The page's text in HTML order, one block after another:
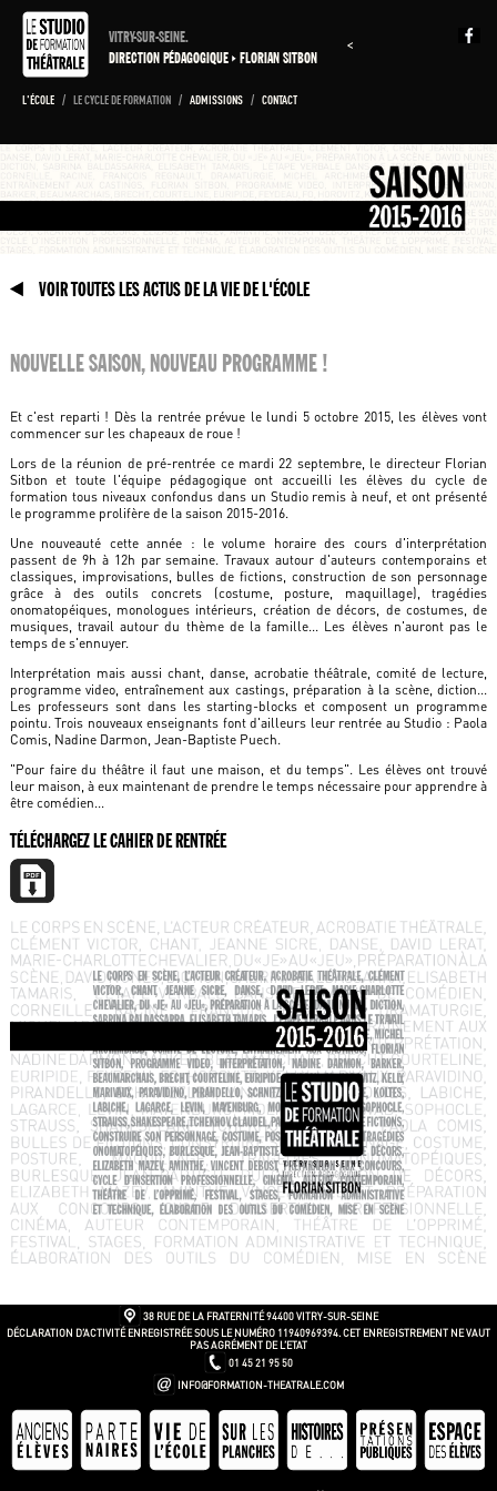
VITRY-SUR-SEINE.
DIRECTION PÉDAGOGIQUE FLORIAN SITBON
<
L'ÉCOLE / LE CYCLE DE FORMATION / ADMISSIONS / CONTACT
VOIR TOUTES LES ACTUS DE LA VIE DE L'ÉCOLE
NOUVELLE SAISON, NOUVEAU PROGRAMME !
Et c'est reparti ! Dès la rentrée prévue le lundi 5 octobre 2015, les élèves vont
commencer sur les chapeaux de roue !
Lors de la réunion de pré-rentrée ce mardi 22 septembre, le directeur Florian
Sitbon et toute l'équipe pédagogique ont accueilli les élèves du cycle de
formation tous niveaux confondus dans un Studio remis à neuf, et ont présenté
le programme prolifère de la saison 2015-2016.
Une nouveauté cette année : le volume horaire des cours d'interprétation
passent de 9h à 12h par semaine. Travaux autour d'auteurs contemporains et
classiques, improvisations, bulles de fictions, construction de son personnage
grâce à des outils concrets (costume, posture, maquillage), tragédies
onomatopéiques, monologues intérieurs, création de décors, de costumes, de
musiques, travail autour du thème de la famille... Les élèves n'auront pas le
temps de s'ennuyer.
Interprétation mais aussi chant, danse, acrobatie théâtrale, comité de lecture,
programme video, entraînement aux castings, préparation à la scène, diction...
Les professeurs sont dans les starting-blocks et composent un programme
pointu. Trois nouveaux enseignants font d'ailleurs leur rentrée au Studio : Paola
Comis, Nadine Darmon, Jean-Baptiste Puech.
"Pour faire du théâtre il faut une maison, et du temps". Les élèves ont trouvé
leur maison, à eux maintenant de prendre le temps nécessaire pour apprendre à
être comédien...
TÉLÉCHARGEZ LE CAHIER DE RENTRÉE
38 RUE DE LA FRATERNITÉ94400 VITRY-SUR-SEINE
DÉCLARATION D’ACTIVITÉ ENREGISTRÉE SOUS LE NUMÉRO 11940969394. CET ENREGISTREMENT NE VAUT
PAS AGRÉMENT DE L’ETAT
01 45 21 95 50
INFO@FORMATION-THEATRALE.COM